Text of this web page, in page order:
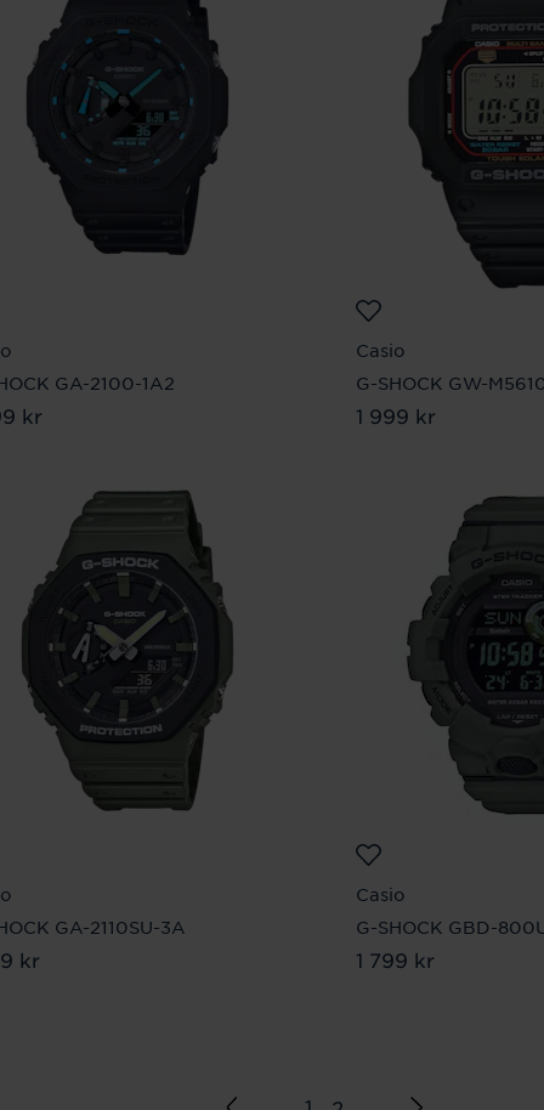
GA-2100-1A2
:1 499 kr
kr
Casio
G-SHOCK GW-
Pris:1 999 kr
1 999 kr
GA-2110SU-3A
: 1 749 kr
kr
Casio
G-SHOCK GBD-
Pris:1 799 kr
1 799 kr